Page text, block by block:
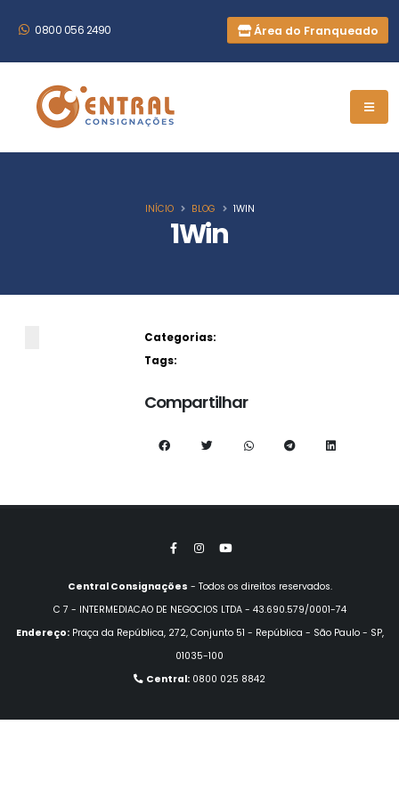
0800 056 2490 Área do Franqueado
1Win
INÍCIO BLOG 1WIN
Categorias:
Tags:
Compartilhar
Central Consignações - Todos os direitos reservados.
C 7 - INTERMEDIACAO DE NEGOCIOS LTDA - 43.690.579/0001-74
Endereço:Praça da República, 272, Conjunto 51 - República - São Paulo - SP,
01035-100
Central: 0800 025 8842